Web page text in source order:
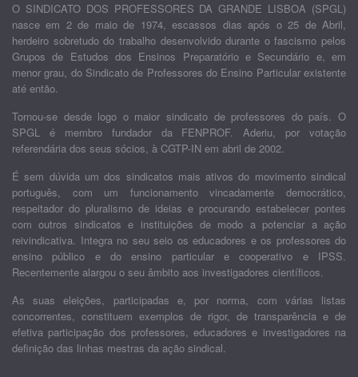
O SINDICATO DOS PROFESSORES DA GRANDE LISBOA (SPGL)
nasce em 2 de maio de 1974, escassos dias após o 25 de Abril,
herdeiro sobretudo do trabalho desenvolvido durante o fascismo pelos
Grupos de Estudos dos Ensinos Preparatório e Secundário e, em
menor grau, do Sindicato de Professores do Ensino Particular existente
até então.
Tornou-se desde logo o maior sindicato de professores do país. O
SPGL é membro fundador da FENPROF. Aderiu, por votação
referendária dos seus sócios, à CGTP-IN em abril de 2002.
É sem dúvida um dos sindicatos mais ativos do movimento sindical
português, com um funcionamento vincadamente democrático,
respeitador do pluralismo de ideias e procurando estabelecer pontes
com outros sindicatos e instituições de modo a potenciar a ação
reivindicativa. Integra no seu seio os educadores e os professores do
ensino público e do ensino particular e cooperativo e IPSS.
Recentemente alargou o seu âmbito aos investigadores científicos.
As suas eleições, participadas e, por norma, com várias listas
concorrentes, constituem exemplos de rigor, de transparência e de
efetiva participação dos professores, educadores e investigadores na
definição das linhas mestras da ação sindical.